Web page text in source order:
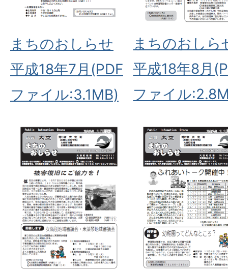
まちのおしらせ
平成18年7月(PDF
ファイル:3.1MB)
まちのおしら
平成18年8月
ファイル